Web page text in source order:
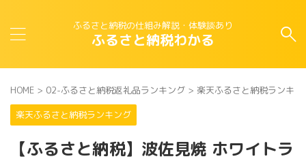
ふるさと納税の仕組み解説・体験談あり
ふるさと納税わかる
HOME > 02-ふるさと納税返礼品ランキング > 楽天ふるさと納税ランキン
楽天ふるさと納税ランキング
【ふるさと納税】波佐見焼 ホワイトラ